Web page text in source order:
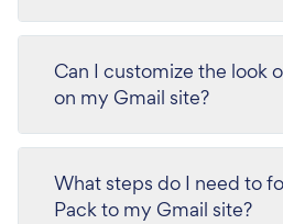
Can I customize the look
on my Gmail site?
What steps do I need to
Pack to my Gmail site?